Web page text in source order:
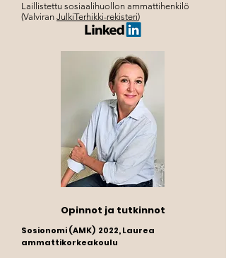
Laillistettu sosiaalihuollon ammattihenkilö
(Valviran JulkiTerhikki-rekisteri)
Opinnot ja tutkinnot
Sosionomi (AMK) 2022, Laurea
ammattikorkeakoulu